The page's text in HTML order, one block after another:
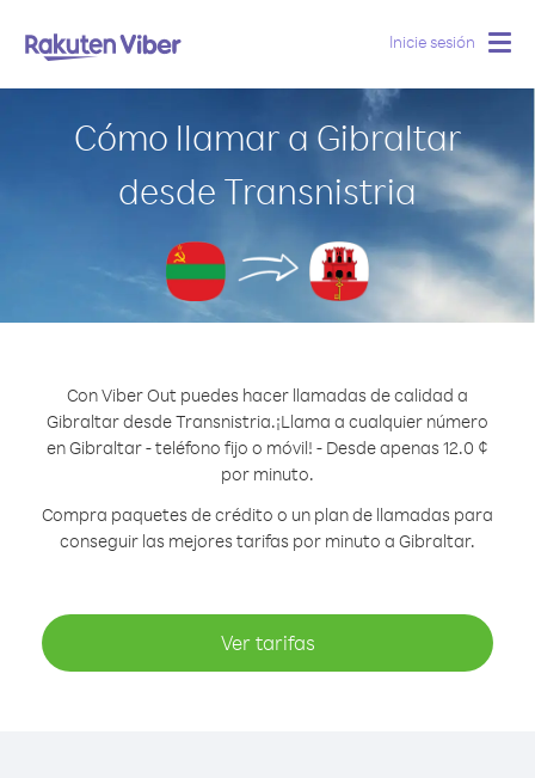
Inicie sesión
Cómo llamar a Gibraltar
desde Transnistria
Con Viber Out puedes hacer llamadas de calidad a
Gibraltar desde Transnistria.¡Llama a cualquier número
en Gibraltar - teléfono fijo o móvil! - Desde apenas 12.0 ¢
por minuto.
Compra paquetes de crédito o un plan de llamadas para
conseguir las mejores tarifas por minuto a Gibraltar.
Ver tarifas